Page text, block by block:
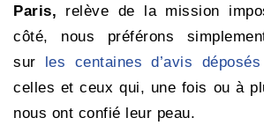
Paris, relève de la mission
côté, nous préférons
sur les centaines d’avis
celles et ceux qui, une fois ou à
nous ont confié leur peau.